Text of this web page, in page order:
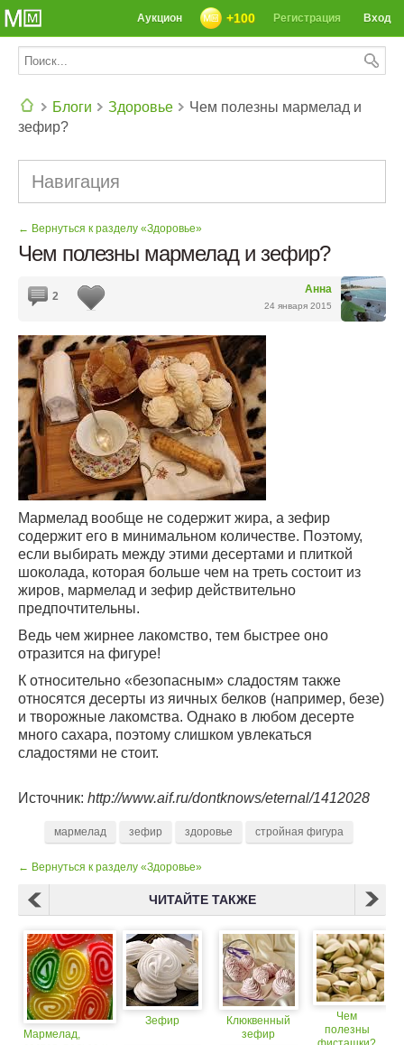
Вход
Регистрация
+100
Аукцион
Блоги Здоровье
Чем полезны мармелад и
зефир?
Навигация
← Вернуться к разделу «Здоровье»
Чем полезны мармелад и зефир?
Анна
24 января 2015
2
Мармелад вообще не содержит жира, а зефир
содержит его в минимальном количестве. Поэтому,
если выбирать между этими десертами и плиткой
шоколада, которая больше чем на треть состоит из
жиров, мармелад и зефир действительно
предпочтительны.
Ведь чем жирнее лакомство, тем быстрее оно
отразится на фигуре!
К относительно «безопасным» сладостям также
относятся десерты из яичных белков (например, безе)
и творожные лакомства. Однако в любом десерте
много сахара, поэтому слишком увлекаться
сладостями не стоит.
Источник: http://www.aif.ru/dontknows/eternal/1412028
мармелад зефир здоровье стройная фигура
← Вернуться к разделу «Здоровье»
ЧИТАЙТЕ ТАКЖЕ
Мармелад,
Зефир
Клюквенный
зефир
Чем
полезны